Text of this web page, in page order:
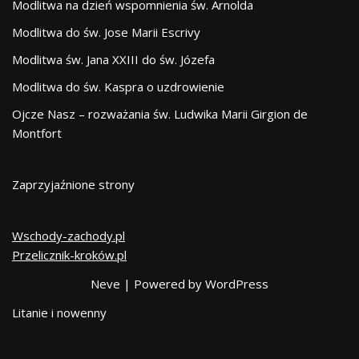
Modlitwa na dzień wspomnienia św. Arnolda
Modlitwa do św. Jose Marii Escrivy
Modlitwa św. Jana XXIII do św. Józefa
Modlitwa do św. Kaspra o uzdrowienie
Ojcze Nasz – rozważania św. Ludwika Marii Girgion de
Montfort
Zaprzyjaźnione strony
Wschody-zachody.pl
Przelicznik-kroków.pl
Neve | Powered by WordPress
Litanie i nowenny